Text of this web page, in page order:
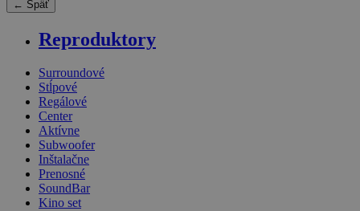
← Späť
Reproduktory
Surroundové
Stĺpové
Regálové
Center
Aktívne
Subwoofer
Inštalačne
Prenosné
SoundBar
Kino set